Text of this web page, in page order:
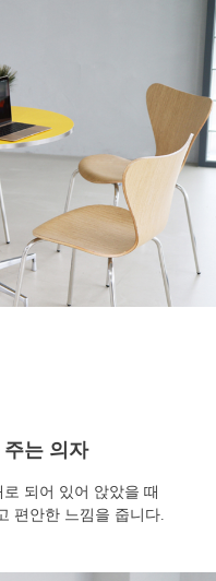
는 의자
되어 있어 앉았을 때
편안한 느낌을 줍니다.